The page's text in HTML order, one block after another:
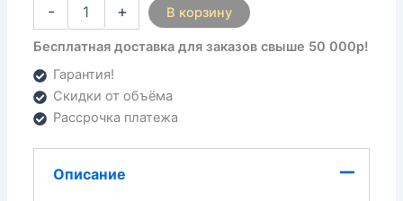
- + В корзину
Бесплатная доставка для заказов свыше 50 000р!
Гарантия!
Скидки от объёма
Рассрочка платежа
Описание